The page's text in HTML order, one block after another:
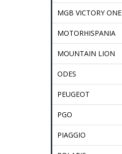
MGB VICTORY ONE
MOTORHISPANIA
MOUNTAIN LION
ODES
PEUGEOT
PGO
PIAGGIO